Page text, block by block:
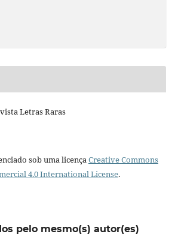
Letras Raras
sob uma licençaCreative Commons
4.0 International License.
pelo mesmo(s) autor(es)